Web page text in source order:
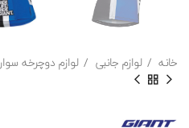
خانه لوازم جانبی لوازم دوچرخه سوار